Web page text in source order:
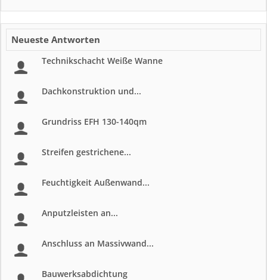
Neueste Antworten
Technikschacht Weiße Wanne
Dachkonstruktion und...
Grundriss EFH 130-140qm
Streifen gestrichene...
Feuchtigkeit Außenwand...
Anputzleisten an...
Anschluss an Massivwand...
Bauwerksabdichtung